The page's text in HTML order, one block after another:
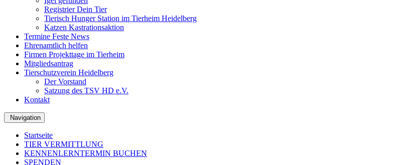
Registrier Dein Tier
Tierisch Hunger Station im Tierheim Heidelberg
Katzen Kastrationsaktion
Termine Feste News
Ehrenamtlich helfen
Firmen Projekttage im Tierheim
Mitgliedsantrag
Tierschutzverein Heidelberg
Der Vorstand
Satzung des TSV HD e.V.
Kontakt
Navigation
Startseite
TIER VERMITTLUNG
KENNENLERNTERMIN BUCHEN
SPENDEN